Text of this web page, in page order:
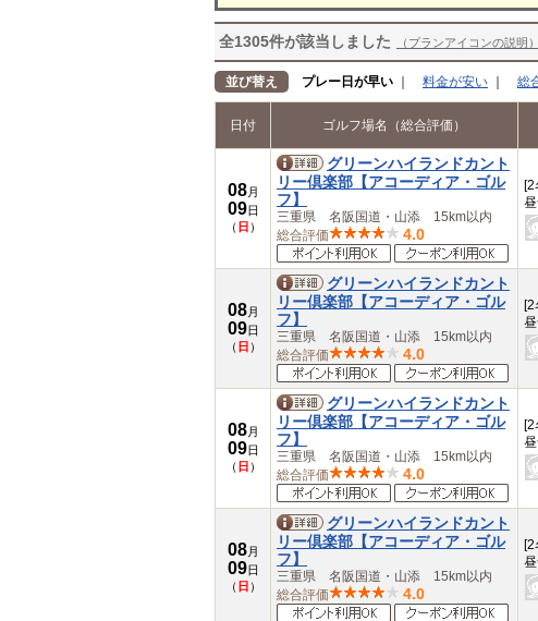
秋田県
青森県
山形県
北陸
富山県
中部
岐阜県
愛知県
三重県
近畿
滋賀県
京都府
大阪府
兵庫県
奈良県
和歌山県
鳥取県
島根県
岡山県
広島県
山口県
徳島県
香川県
愛媛県
高知県
九州・沖縄
福岡県
全1305件が該当しました （プランアイコンの説明）
並び替え プレー日が早い 料金が安い 総
日付 ゴルフ場名（総合評価）
08月
09日
（ 日）
グリーンハイランドカント
リー倶楽部【アコーディア・ゴル
フ】
三重県 名阪国道・山添 15km以内
総合評価
4.0
08月
09日
（ 日 ）
グリーンハイランドカント
リー倶楽部【アコーディア・ゴル
フ】
三重県 名阪国道・山添 15km以内
総合評価
4.0
08月
09日
（ 日）
グリーンハイランドカント
リー倶楽部【アコーディア・ゴル
フ】
三重県 名阪国道・山添 15km以内
総合評価
4.0
08月
09日
（ 日 ）
グリーンハイランドカント
リー倶楽部【アコーディア・ゴル
フ】
三重県 名阪国道・山添 15km以内
総合評価
4.0